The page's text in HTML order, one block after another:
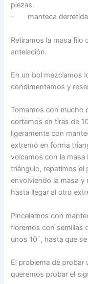
piezas.
– manteca derretida
Retiramos la masa filo
antelación.
En un bol mezclamos
condimentamos y
Tomamos con mucho
cortamos en tiras de
ligeramente con
extremo en forma
volcamos con la
triángulo, repetimos el
envolviendo la masa y
hasta llegar al otro
Pincelamos con
floremos con semillas
unos 10´, hasta que
El problema de probar
queremos probar el